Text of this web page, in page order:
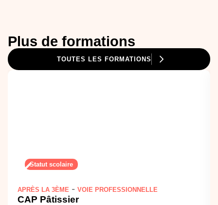
Plus de formations
TOUTES LES FORMATIONS
Statut scolaire
APRÈS LA 3ÈME - VOIE PROFESSIONNELLE
CAP Pâtissier